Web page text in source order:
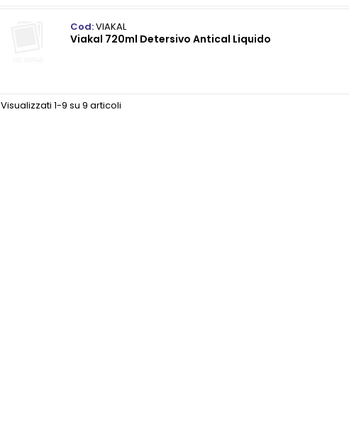
Cod:VIAKAL
Viakal 720ml Detersivo Antical Liquido
Visualizzati 1-9 su 9 articoli